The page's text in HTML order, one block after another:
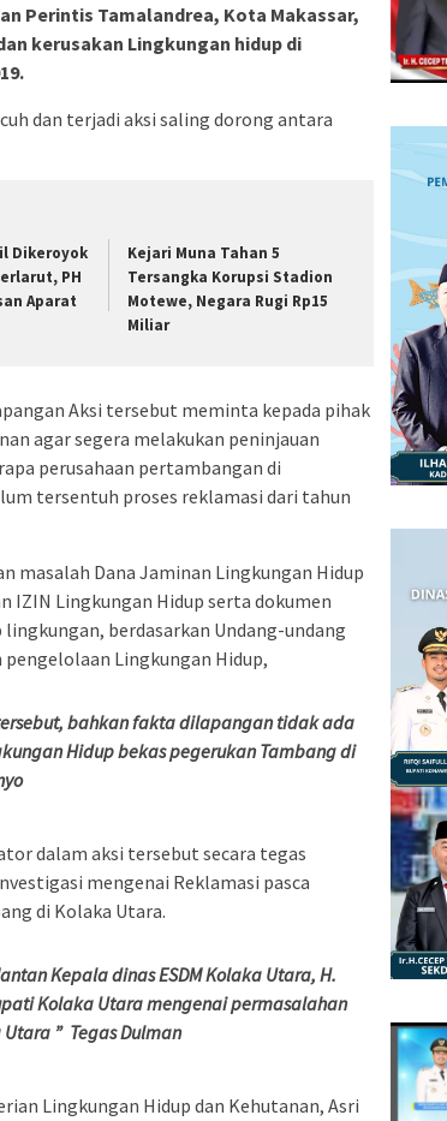
Perintis Tamalandrea, Kota Makassar,
kerusakan Lingkungan hidup di
dan terjadi aksi saling dorong antara
Dikeroyok
PH
Aparat
Kejari Muna Tahan 5
Tersangka Korupsi Stadion
Motewe, Negara Rugi Rp15
Miliar
Aksi tersebut meminta kepada pihak
agar segera melakukan peninjauan
perusahaan pertambangan di
tersentuh proses reklamasi dari tahun
masalah Dana Jaminan Lingkungan Hidup
IZIN Lingkungan Hidup serta dokumen
berdasarkan Undang-undang
Lingkungan Hidup,
bahkan fakta dilapangan tidak ada
Hidup bekas pegerukan Tambang di
dalam aksi tersebut secara tegas
mengenai Reklamasi pasca
di Kolaka Utara.
Kepala dinas ESDM Kolaka Utara, H.
Kolaka Utara mengenai permasalahan
” Tegas Dulman
Lingkungan Hidup dan Kehutanan, Asri